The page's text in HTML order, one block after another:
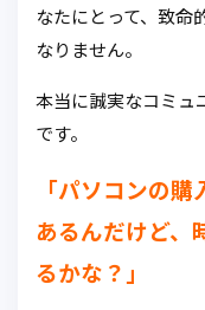
なたにとって、致命
なりません。
本当に誠実なコミュ
です。
「パソコンの
あるんだけど、
るかな？」